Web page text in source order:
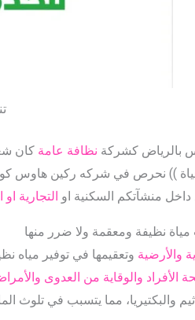
بالرياض كشركة نظافة عامة كان
)) نحرص في شركه ركين هاوس
منشآتكم السكنية او التجارية
نظيفة ومعقمة ولا ضرر منها
والأرضية وتعقيمها في توفير مياه
الأفراد والوقاية من العدوى
والبكتيريا، مما يتسبب في تلوث